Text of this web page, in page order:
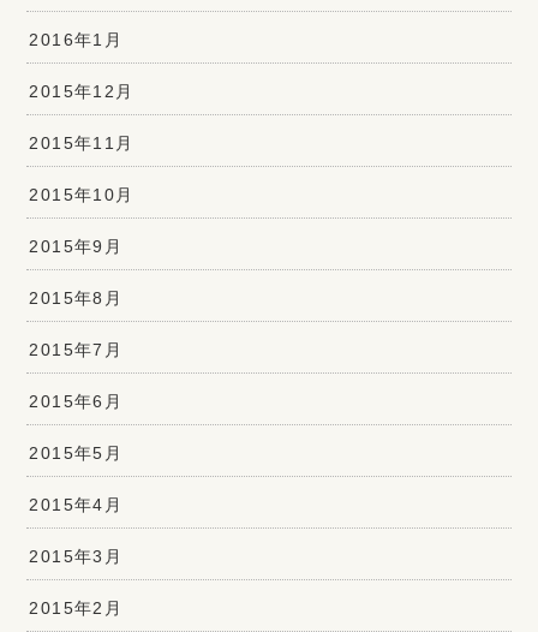
2016年1月
2015年12月
2015年11月
2015年10月
2015年9月
2015年8月
2015年7月
2015年6月
2015年5月
2015年4月
2015年3月
2015年2月